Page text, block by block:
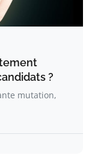
?
mutation,